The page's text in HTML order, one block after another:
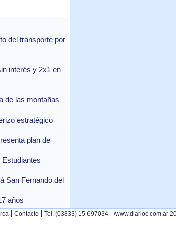
del transporte por
interés y 2x1 en
de las montañas
estratégico
plan de
San Fernando del
años
| Contacto | Tel. (03833) 15 697034 | /www.diarioc.com.ar